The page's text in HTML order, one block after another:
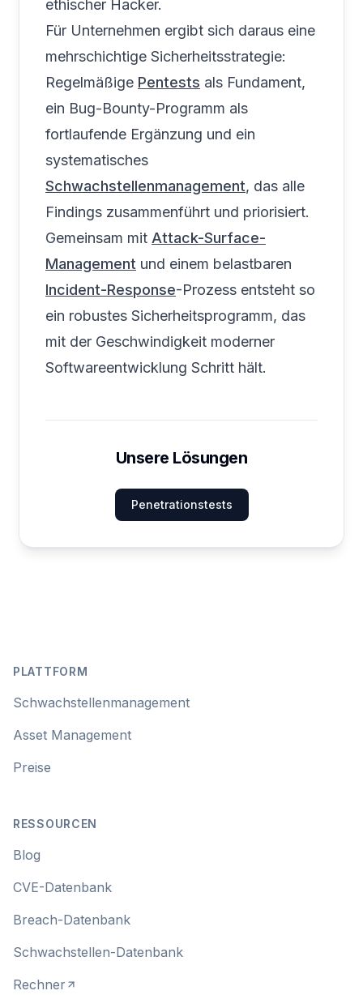
ethischer Hacker.
Für Unternehmen ergibt sich daraus eine
mehrschichtige Sicherheitsstrategie:
Regelmäßige Pentests als Fundament,
ein Bug-Bounty-Programm als
fortlaufende Ergänzung und ein
systematisches
Schwachstellenmanagement, das alle
Findings zusammenführt und priorisiert.
Gemeinsam mit Attack-Surface-
Management und einem belastbaren
Incident-Response-Prozess entsteht so
ein robustes Sicherheitsprogramm, das
mit der Geschwindigkeit moderner
Softwareentwicklung Schritt hält.
Unsere Lösungen
Penetrationstests
PLATTFORM
Schwachstellenmanagement
Asset Management
Preise
RESSOURCEN
Blog
CVE-Datenbank
Breach-Datenbank
Schwachstellen-Datenbank
Rechner